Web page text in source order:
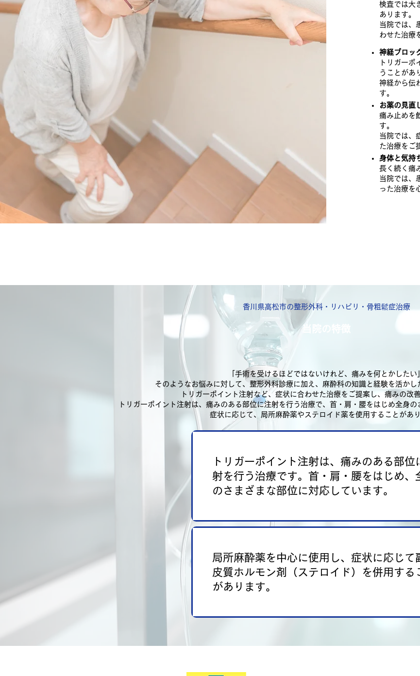
検査では大
あります。
当院では、
わせた治療
神経ブロッ
トリガーポ
うことがあ
神経から伝
す。
お薬の見直
痛み止めを
す。
当院では、
た治療をご
身体と気持
長く続く痛
当院では、
った治療を
香川県高松市の整形外科・リハビリ・骨粗鬆症治療
当院の特徴
「手術を受けるほどではないけれど、痛みを何とかしたい
そのようなお悩みに対して、整形外科診療に加え、麻酔科の知識と経験を活かし
トリガーポイント注射など、症状に合わせた治療をご提案し、痛みの改
トリガーポイント注射は、痛みのある部位に注射を行う治療で、首・肩・腰をはじめ全身の
症状に応じて、局所麻酔薬やステロイド薬を使用することがあり
トリガーポイント注射は、痛みのある部位
射を行う治療です。首・肩・腰をはじめ、
のさまざまな部位に対応しています。
局所麻酔薬を中心に使用し、症状に応じて
皮質ホルモン剤（ステロイド）を併用する
があります。